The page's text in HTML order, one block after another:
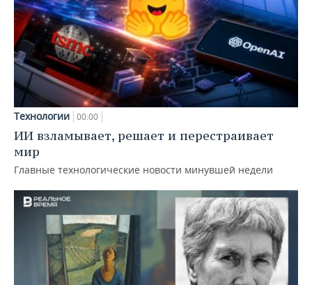
Технологии 00:00
ИИ взламывает, решает и перестраивает
мир
Главные технологические новости минувшей недели